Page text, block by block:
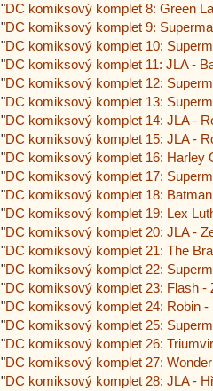
"DC komiksový komplet 8: Green
"DC komiksový komplet 9:
"DC komiksový komplet 10:
"DC komiksový komplet 11: JLA -
"DC komiksový komplet 12:
"DC komiksový komplet 13:
"DC komiksový komplet 14: JLA -
"DC komiksový komplet 15: JLA -
"DC komiksový komplet 16: Harley
"DC komiksový komplet 17:
"DC komiksový komplet 18:
"DC komiksový komplet 19: Lex
"DC komiksový komplet 20: JLA -
"DC komiksový komplet 21: The
"DC komiksový komplet 22:
"DC komiksový komplet 23: Flash -
"DC komiksový komplet 24: Robin -
"DC komiksový komplet 25:
"DC komiksový komplet 26:
"DC komiksový komplet 27:
"DC komiksový komplet 28: JLA -